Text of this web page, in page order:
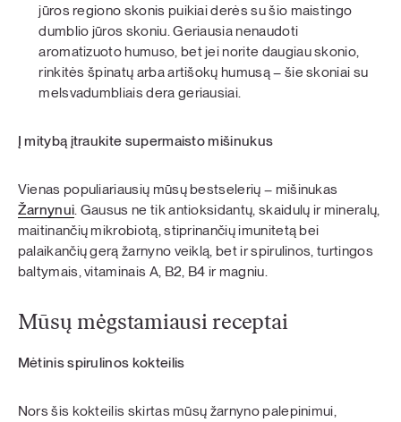
jūros regiono skonis puikiai derės su šio maistingo
dumblio jūros skoniu. Geriausia nenaudoti
aromatizuoto humuso, bet jei norite daugiau skonio,
rinkitės špinatų arba artišokų humusą – šie skoniai su
melsvadumbliais dera geriausiai.
Į mitybą įtraukite supermaisto mišinukus
Vienas populiariausių mūsų bestselerių – mišinukas
Žarnynui. Gausus ne tik antioksidantų, skaidulų ir mineralų,
maitinančių mikrobiotą, stiprinančių imunitetą bei
palaikančių gerą žarnyno veiklą, bet ir spirulinos, turtingos
baltymais, vitaminais A, B2, B4 ir magniu.
Mūsų mėgstamiausi receptai
Mėtinis spirulinos kokteilis
Nors šis kokteilis skirtas mūsų žarnyno palepinimui,